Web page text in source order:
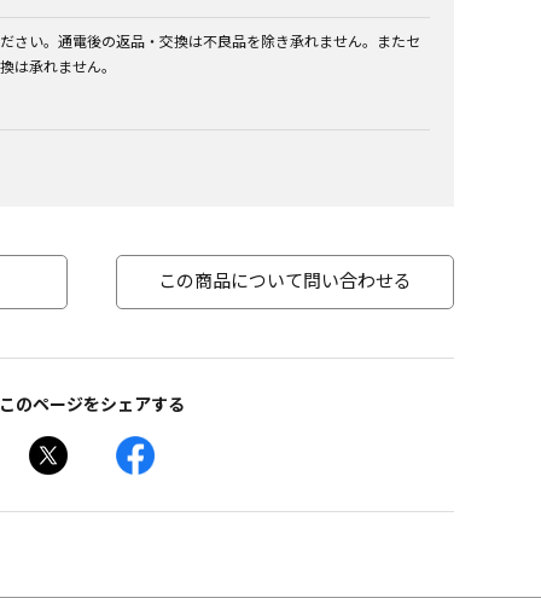
さい。通電後の返品・交換は不良品を除き承れません。またセ
は承れません。
この商品について問い合わせる
このページをシェアする